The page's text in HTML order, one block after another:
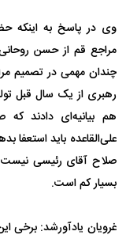
وی در پاسخ به اینکه
مراجع قم از حسن روحانی
چندان مهمی در تصمیم
رهبری از یک سال قبل
هم بیانیه‌ای دادند
علی‌القاعده باید استعفا
صلاح آقای رئیسی نیست
بسیار کم است.
غرویان یادآورشد: برخی